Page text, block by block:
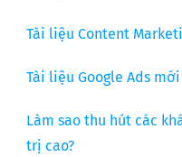
Tài liệu Content
Tài liệu Google Ads
Làm sao thu hút các
trị cao?